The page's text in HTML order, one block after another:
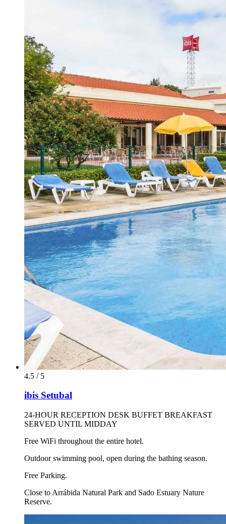
4.5 / 5
ibis Setubal
24-HOUR RECEPTION DESK BUFFET BREAKFAST
SERVED UNTIL MIDDAY
Free WiFi throughout the entire hotel.
Outdoor swimming pool, open during the bathing season.
Free Parking.
Close to Arrábida Natural Park and Sado Estuary Nature
Reserve.